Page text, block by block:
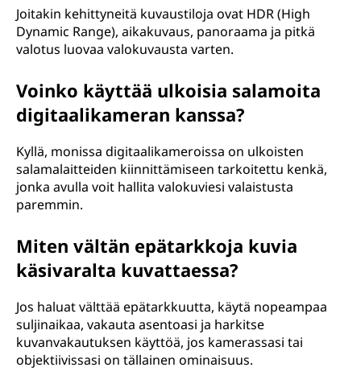
Joitakin kehittyneitä kuvaustiloja ovat HDR (High
Dynamic Range), aikakuvaus, panoraama ja pitkä
valotus luovaa valokuvausta varten.
Voinko käyttää ulkoisia salamoita
digitaalikameran kanssa?
Kyllä, monissa digitaalikameroissa on ulkoisten
salamalaitteiden kiinnittämiseen tarkoitettu kenkä,
jonka avulla voit hallita valokuviesi valaistusta
paremmin.
Miten vältän epätarkkoja kuvia
käsivaralta kuvattaessa?
Jos haluat välttää epätarkkuutta, käytä nopeampaa
suljinaikaa, vakauta asentoasi ja harkitse
kuvanvakautuksen käyttöä, jos kamerassasi tai
objektiivissasi on tällainen ominaisuus.